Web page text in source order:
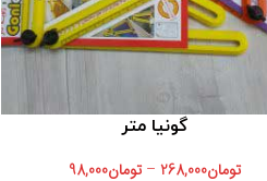
گونیا متر
تومان268,000
– تومان98,000